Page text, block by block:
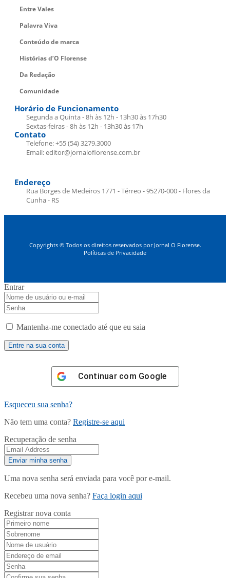
Entre Vales
Palavra Viva
Conteúdo de marca
Histórias d’O Florense
Da Redação
Comunidade
Horário de Funcionamento
Segunda a Quinta - 8h às 12h - 13h30 às 17h30
Sextas-feiras - 8h às 12h - 13h30 às 17h
Contato
Telefone: +55 (54) 3279.3000
Email: editor@jornaloflorense.com.br
Endereço
Rua Borges de Medeiros 1771 - Térreo - 95270-000 - Flores da
Cunha - RS
Copyrights © Todos os direitos reservados por Jornal O Florense.
Políticas de Privacidade
Entrar
Mantenha-me conectado até que eu saia
Continuar com Google
Esqueceu sua senha?
Não tem uma conta? Registre-se aqui
Recuperação de senha
Uma nova senha será enviada para você por e-mail.
Recebeu uma nova senha? Faça login aqui
Registrar nova conta